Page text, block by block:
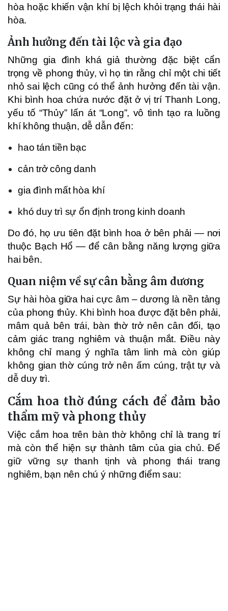
hòa hoặc khiến vận khí bị lệch khỏi trạng thái hài
hòa.
Ảnh hưởng đến tài lộc và gia đạo
Những gia đình khá giả thường đặc biệt cẩn
trọng về phong thủy, vì họ tin rằng chỉ một chi tiết
nhỏ sai lệch cũng có thể ảnh hưởng đến tài vận.
Khi bình hoa chứa nước đặt ở vị trí Thanh Long,
yếu tố “Thủy” lấn át “Long”, vô tình tạo ra luồng
khí không thuận, dễ dẫn đến:
hao tán tiền bạc
cản trở công danh
gia đình mất hòa khí
khó duy trì sự ổn định trong kinh doanh
Do đó, họ ưu tiên đặt bình hoa ở bên phải — nơi
thuộc Bạch Hổ — để cân bằng năng lượng giữa
hai bên.
Quan niệm về sự cân bằng âm dương
Sự hài hòa giữa hai cực âm – dương là nền tảng
của phong thủy. Khi bình hoa được đặt bên phải,
mâm quả bên trái, bàn thờ trở nên cân đối, tạo
cảm giác trang nghiêm và thuận mắt. Điều này
không chỉ mang ý nghĩa tâm linh mà còn giúp
không gian thờ cúng trở nên ấm cúng, trật tự và
dễ duy trì.
Cắm hoa thờ đúng cách để đảm bảo
thẩm mỹ và phong thủy
Việc cắm hoa trên bàn thờ không chỉ là trang trí
mà còn thể hiện sự thành tâm của gia chủ. Để
giữ vững sự thanh tịnh và phong thái trang
nghiêm, bạn nên chú ý những điểm sau: